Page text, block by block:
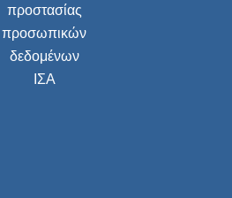
προστασίας
προσωπικών
δεδομένων
ΙΣΑ